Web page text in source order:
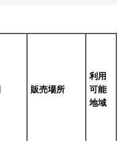
販売場所
利用
可能
地域